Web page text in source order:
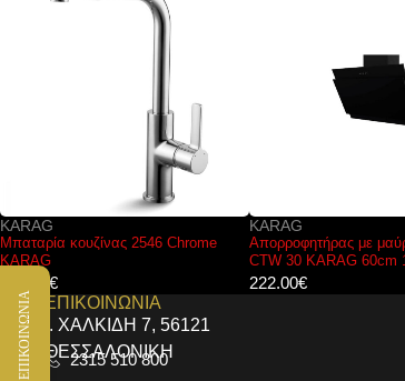
KARAG
Απορροφητήρας με μαύρο κρύσταλλο
CTW 30 KARAG 60cm 135w
€
ELLECI
Μπαταρία κουζίνας
ELLECI
177.00€
ΕΠΙΚΟΙΝΩΝΙΑ
Ι. ΧΑΛΚΙΔΗ 7, 56121
ΘΕΣΣΑΛΟΝΙΚΗ
2315 510 800
ΕΠΙΚΟΙΝΩΝΙΑ